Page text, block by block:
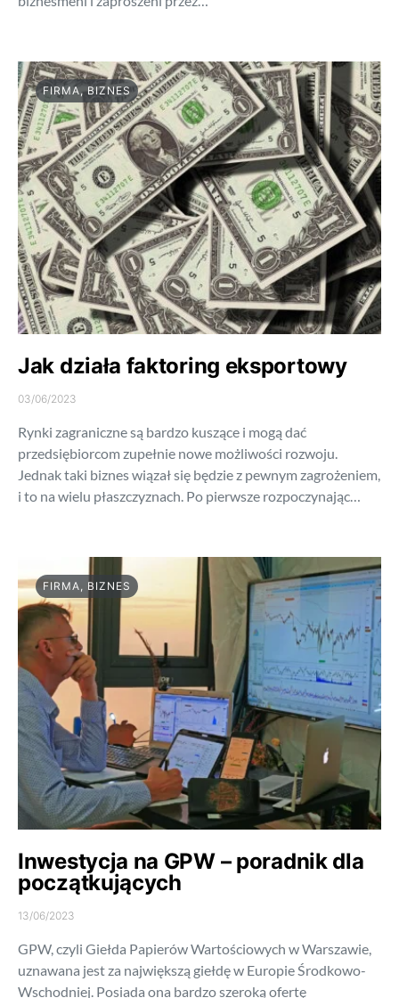
FIRMA, BIZNES
Jak działa faktoring eksportowy
03/06/2023
Rynki zagraniczne są bardzo kuszące i mogą dać
przedsiębiorcom zupełnie nowe możliwości rozwoju.
Jednak taki biznes wiązał się będzie z pewnym zagrożeniem,
i to na wielu płaszczyznach. Po pierwsze rozpoczynając…
FIRMA, BIZNES
Inwestycja na GPW – poradnik dla
początkujących
13/06/2023
GPW, czyli Giełda Papierów Wartościowych w Warszawie,
uznawana jest za największą giełdę w Europie Środkowo-
Wschodniej. Posiada ona bardzo szeroką ofertę